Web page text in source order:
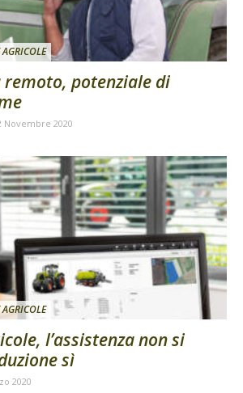
remoto, potenziale di
Novembre 2020
l’assistenza non si
sì
2020